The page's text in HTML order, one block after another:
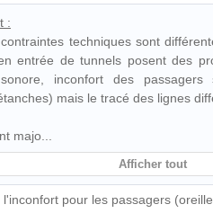
:
techniques sont
entrée de tunnels posent des
inconfort des
mais le tracé des lignes
majo
Afficher tout
pour les passagers